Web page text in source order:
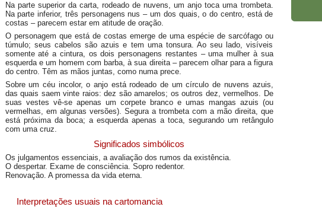
Na parte superior da carta, rodeado de nuvens, um anjo toca uma trombeta.
Na parte inferior, três personagens nus – um dos quais, o do centro, está de
costas – parecem estar em atitude de oração.
O personagem que está de costas emerge de uma espécie de sarcófago ou
túmulo; seus cabelos são azuis e tem uma tonsura. Ao seu lado, visíveis
somente até a cintura, os dois personagens restantes – uma mulher à sua
esquerda e um homem com barba, à sua direita – parecem olhar para a figura
do centro. Têm as mãos juntas, como numa prece.
Sobre um céu incolor, o anjo está rodeado de um círculo de nuvens azuis,
das quais saem vinte raios: dez são amarelos; os outros dez, vermelhos. De
suas vestes vê-se apenas um corpete branco e umas mangas azuis (ou
vermelhas, em algunas versões). Segura a trombeta com a mão direita, que
está próxima da boca; a esquerda apenas a toca, segurando um retângulo
com uma cruz.
Significados simbólicos
Os julgamentos essenciais, a avaliação dos rumos da existência.
O despertar. Exame de consciência. Sopro redentor.
Renovação. A promessa da vida eterna.
Interpretações usuais na cartomancia